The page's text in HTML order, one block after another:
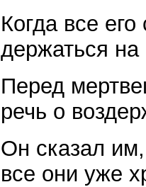
Когда все
держаться на
Перед
речь о
Он сказал
все они уже